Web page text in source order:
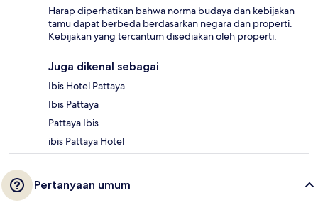
Harap diperhatikan bahwa norma budaya dan kebijakan
tamu dapat berbeda berdasarkan negara dan properti.
Kebijakan yang tercantum disediakan oleh properti.
Juga dikenal sebagai
Ibis Hotel Pattaya
Ibis Pattaya
Pattaya Ibis
ibis Pattaya Hotel
Pertanyaan umum